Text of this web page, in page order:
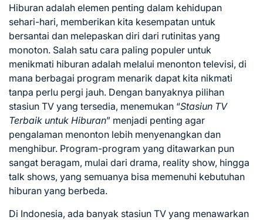
Hiburan adalah elemen penting dalam kehidupan
sehari-hari, memberikan kita kesempatan untuk
bersantai dan melepaskan diri dari rutinitas yang
monoton. Salah satu cara paling populer untuk
menikmati hiburan adalah melalui menonton televisi, di
mana berbagai program menarik dapat kita nikmati
tanpa perlu pergi jauh. Dengan banyaknya pilihan
stasiun TV yang tersedia, menemukan “Stasiun TV
Terbaik untuk Hiburan” menjadi penting agar
pengalaman menonton lebih menyenangkan dan
menghibur. Program-program yang ditawarkan pun
sangat beragam, mulai dari drama, reality show, hingga
talk shows, yang semuanya bisa memenuhi kebutuhan
hiburan yang berbeda.
Di Indonesia, ada banyak stasiun TV yang menawarkan